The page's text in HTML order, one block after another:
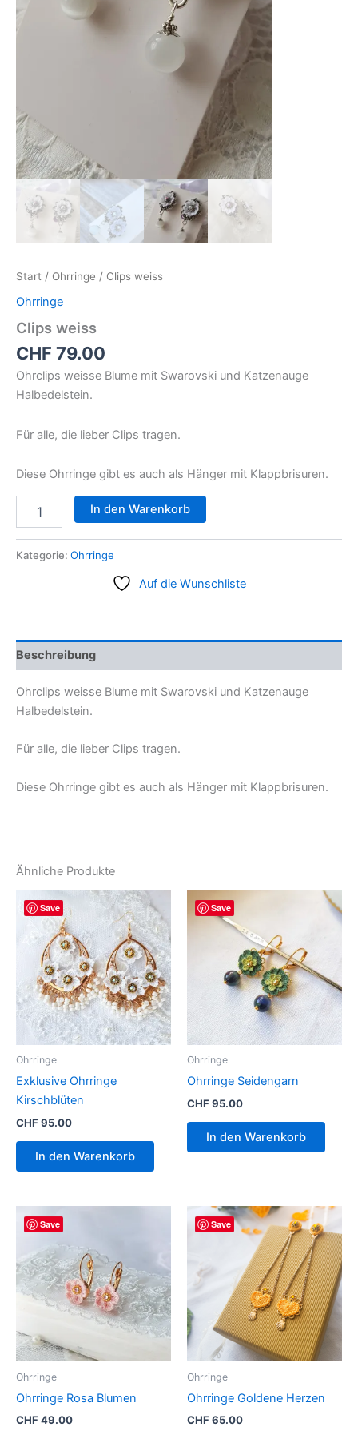
Start / Ohrringe / Clips weiss
Ohrringe
Clips weiss
CHF 79.00
Ohrclips weisse Blume mit Swarovski und Katzenauge
Halbedelstein.
Für alle, die lieber Clips tragen.
Diese Ohrringe gibt es auch als Hänger mit Klappbrisuren.
In den Warenkorb
Kategorie: Ohrringe
Auf die Wunschliste
Beschreibung
Ohrclips weisse Blume mit Swarovski und Katzenauge
Halbedelstein.
Für alle, die lieber Clips tragen.
Diese Ohrringe gibt es auch als Hänger mit Klappbrisuren.
Ähnliche Produkte
Save
Ohrringe
Exklusive Ohrringe
Kirschblüten
CHF95.00
In den Warenkorb
Save
Ohrringe
Ohrringe Seidengarn
CHF95.00
In den Warenkorb
Save
Ohrringe
Ohrringe Rosa Blumen
CHF49.00
Save
Ohrringe
Ohrringe Goldene Herzen
CHF65.00